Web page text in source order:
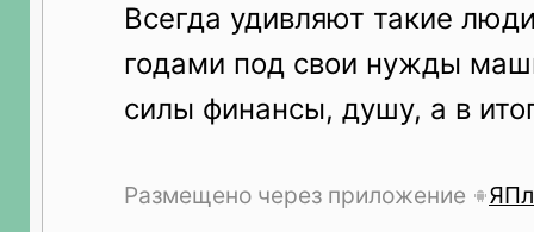
Всегда удивляют такие
годами под свои нужды
силы финансы, душу, а в
Размещено через приложение